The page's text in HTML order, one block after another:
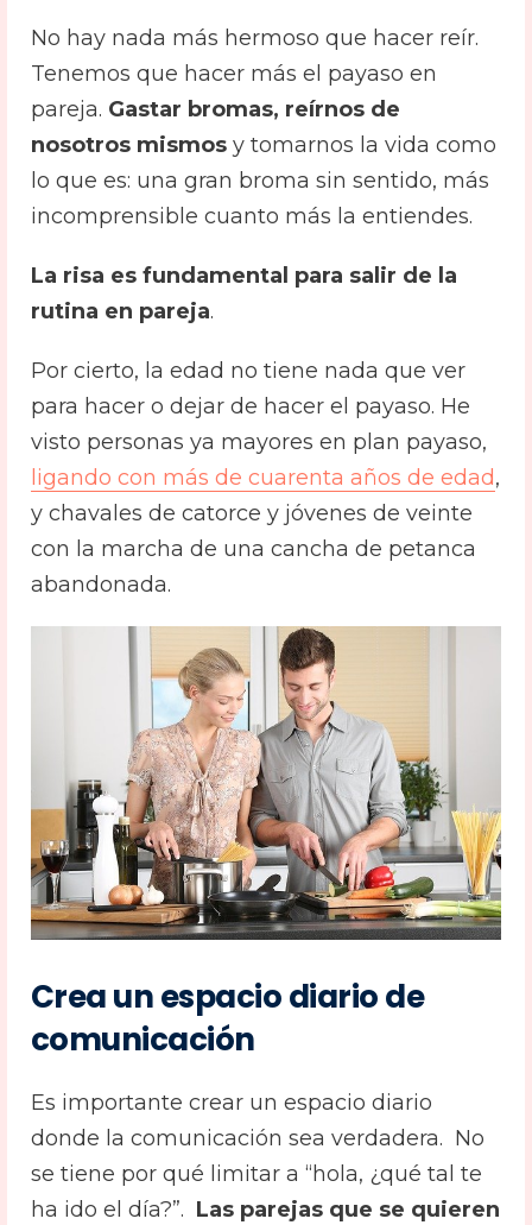
No hay nada más hermoso que hacer reír.
Tenemos que hacer más el payaso en
pareja. Gastar bromas, reírnos de
nosotros mismos y tomarnos la vida como
lo que es: una gran broma sin sentido, más
incomprensible cuanto más la entiendes.
La risa es fundamental para salir de la
rutina en pareja.
Por cierto, la edad no tiene nada que ver
para hacer o dejar de hacer el payaso. He
visto personas ya mayores en plan payaso,
ligando con más de cuarenta años de edad,
y chavales de catorce y jóvenes de veinte
con la marcha de una cancha de petanca
abandonada.
Crea un espacio diario de
comunicación
Es importante crear un espacio diario
donde la comunicación sea verdadera. No
se tiene por qué limitar a “hola, ¿qué tal te
ha ido el día?”. Las parejas que se quieren